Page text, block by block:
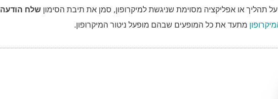
תהליך או אפליקציה מסוימת שניגשת למיקרופון, סמן את תיבת הסימון שלח הודעה
מתעד את כל המופעים שבהם מופעל ניטור המיקרופון.